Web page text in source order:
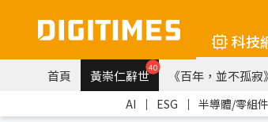
科技
首頁 黃崇仁辭世40 《百年，並不孤
AI ｜ ESG ｜ 半導體/零組件